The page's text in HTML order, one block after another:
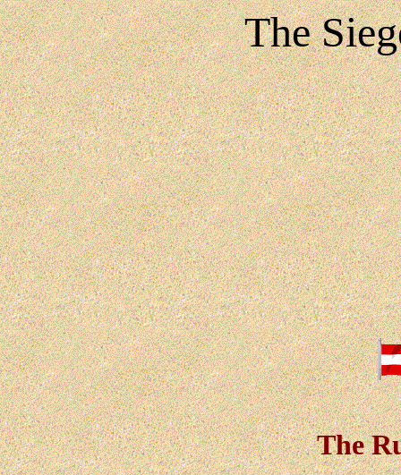
The
The